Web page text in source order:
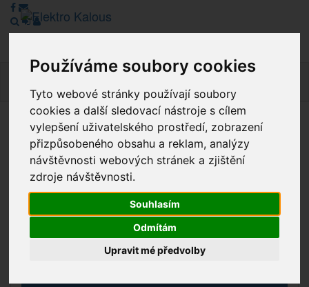
Používáme soubory cookies
Tyto webové stránky používají soubory
cookies a další sledovací nástroje s cílem
vylepšení uživatelského prostředí, zobrazení
přizpůsobeného obsahu a reklam, analýzy
návštěvnosti webových stránek a zjištění
zdroje návštěvnosti.
Souhlasím
Odmítám
Upravit mé předvolby
Vážení zákazníci, v tuto chvíli je Náš internetový obchod v
režimu Katalogu. Objednávky on-line nyní nelze vyřídit.
Děkujeme za pochopení.
Výprodej